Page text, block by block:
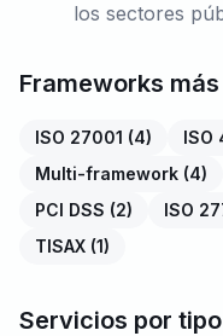
los sectores
Frameworks
ISO 27001 (4) ISO
Multi-framework (4)
PCI DSS (2) ISO
TISAX (1)
Servicios por tipo